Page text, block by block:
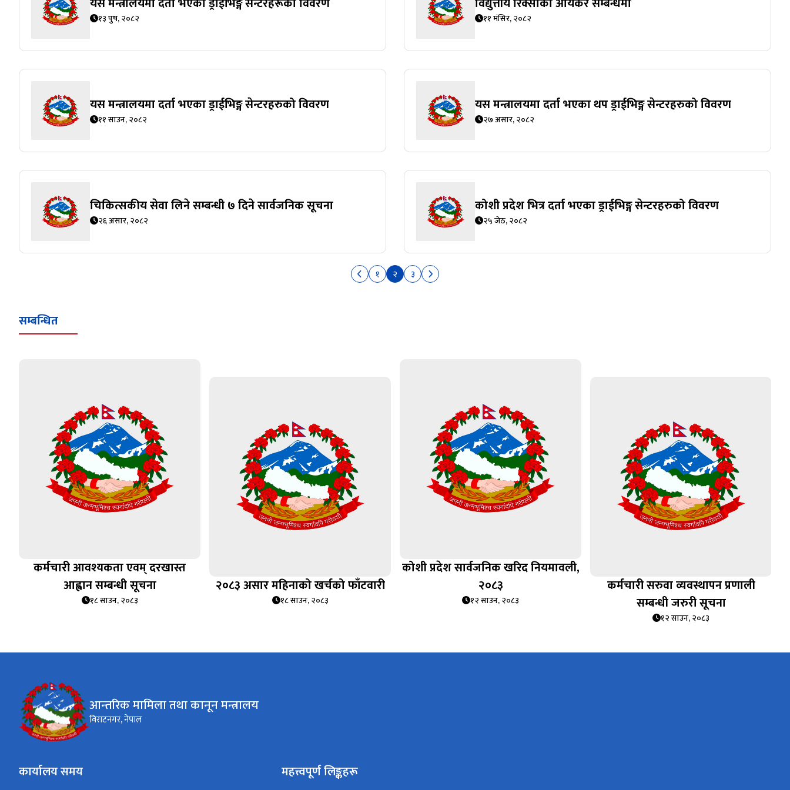
१३ पुष, २०८२ ११ मंसिर, २०८२
यस मन्त्रालयमा दर्ता भएका ड्राईभिङ्ग सेन्टरहरुको विवरण
११ साउन, २०८२
यस मन्त्रालयमा दर्ता भएका थप ड्राईभिङ्ग सेन्टरहरुको विवरण
२७ असार, २०८२
चिकित्सकीय सेवा लिने सम्बन्धी ७ दिने सार्वजनिक सूचना
२६ असार, २०८२
कोशी प्रदेश भित्र दर्ता भएका ड्राईभिङ्ग सेन्टरहरुको विवरण
२५ जेठ, २०८२
१ २ ३
सम्बन्धित
कर्मचारी आवश्यकता एवम् दरखास्त
आह्वान सम्बन्धी सूचना
१८ साउन, २०८३
२०८३ असार महिनाको खर्चको फाँटवारी
१८ साउन, २०८३
कोशी प्रदेश सार्वजनिक खरिद नियमावली,
२०८३
१२ साउन, २०८३
कर्मचारी सरुवा व्यवस्थापन प्रणाली
सम्बन्धी जरुरी सूचना
१२ साउन, २०८३
आन्तरिक मामिला तथा कानून मन्त्रालय
विराटनगर, नेपाल
कार्यालय समय महत्त्वपूर्ण लिङ्कहरू